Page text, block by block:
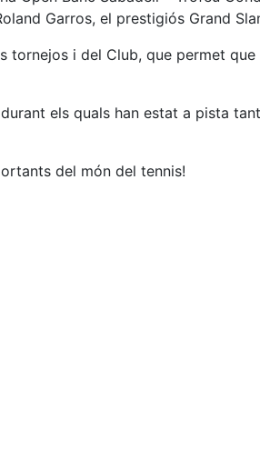
Garros, el prestigiós Grand
i del Club, que permet
els quals han estat a pista
del món del tennis!